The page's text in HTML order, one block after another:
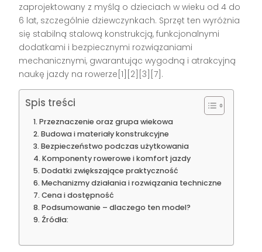
zaprojektowany z myślą o dzieciach w wieku od 4 do
6 lat, szczególnie dziewczynkach. Sprzęt ten wyróżnia
się stabilną stalową konstrukcją, funkcjonalnymi
dodatkami i bezpiecznymi rozwiązaniami
mechanicznymi, gwarantując wygodną i atrakcyjną
naukę jazdy na rowerze[1][2][3][7].
Spis treści
Przeznaczenie oraz grupa wiekowa
Budowa i materiały konstrukcyjne
Bezpieczeństwo podczas użytkowania
Komponenty rowerowe i komfort jazdy
Dodatki zwiększające praktyczność
Mechanizmy działania i rozwiązania techniczne
Cena i dostępność
Podsumowanie – dlaczego ten model?
Źródła: